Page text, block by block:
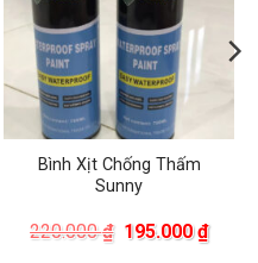
Bình Xịt Chống Thấm
Sunny
220.000₫ Giá
195.000₫Giá
hiện